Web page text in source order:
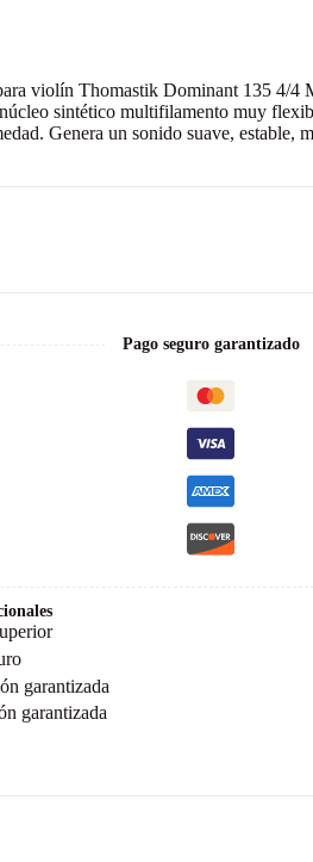
violín Thomastik Dominant 135 4/4
sintético multifilamento muy
Genera un sonido suave, estable,
Pago seguro garantizado
garantizada
garantizada